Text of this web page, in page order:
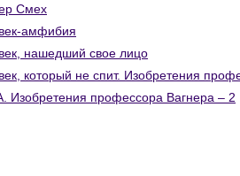
Смех
амфибия
нашедший свое лицо
который не спит. Изобретения
Изобретения профессора Вагнера – 2